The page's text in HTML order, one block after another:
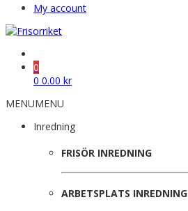
My account
0
0 0.00 kr
MENUMENU
Inredning
FRISÖR INREDNING
ARBETSPLATS INREDNING